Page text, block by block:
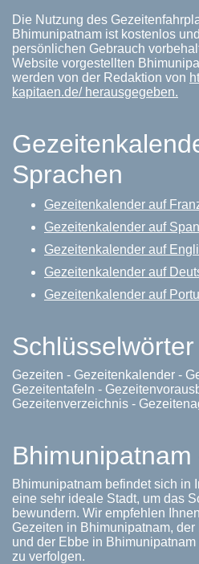
Die Nutzung des
Bhimunipatnam ist kostenlos
persönlichen Gebrauch
Website vorgestellten
werden von der Redaktion von
kapitaen.de/ herausgegeben.
Sprachen
Gezeitenkalender auf
Gezeitenkalender auf
Gezeitenkalender auf
Gezeitenkalender auf
Gezeitenkalender auf
Schlüsselwörter
Gezeiten - Gezeitenkalender -
Gezeitentafeln -
Gezeitenverzeichnis -
Bhimunipatnam befindet sich in
eine sehr ideale Stadt, um das
bewundern. Wir empfehlen
Gezeiten in Bhimunipatnam,
und der Ebbe in
zu verfolgen.